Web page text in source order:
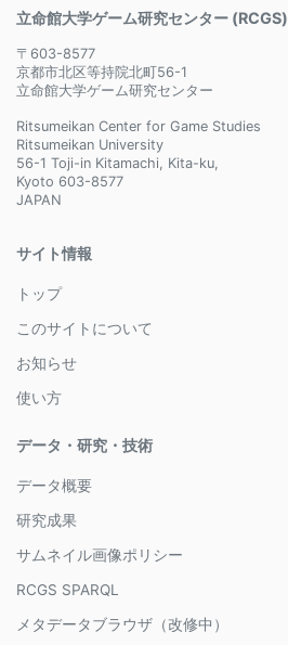
立命館大学ゲーム研究センター (RCGS)
〒603-8577
京都市北区等持院北町56-1
立命館大学ゲーム研究センター
Ritsumeikan Center for Game Studies
Ritsumeikan University
56-1 Toji-in Kitamachi, Kita-ku,
Kyoto 603-8577
JAPAN
サイト情報
トップ
このサイトについて
お知らせ
使い方
データ・研究・技術
データ概要
研究成果
サムネイル画像ポリシー
RCGS SPARQL
メタデータブラウザ（改修中）